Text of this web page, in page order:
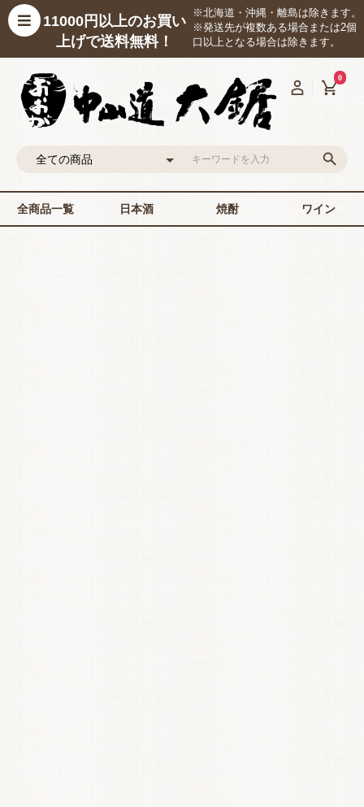
11000円以上のお買い
上げで送料無料！
※北海道・沖縄・離島は除きます。
※発送先が複数ある場合または2個
口以上となる場合は除きます。
0
全商品一覧 日本酒 焼酎 ワイン